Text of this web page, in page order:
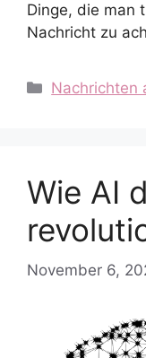
Dinge, die man
Nachricht zu
Kategorien
Nachrichten
Wie AI
November 6,